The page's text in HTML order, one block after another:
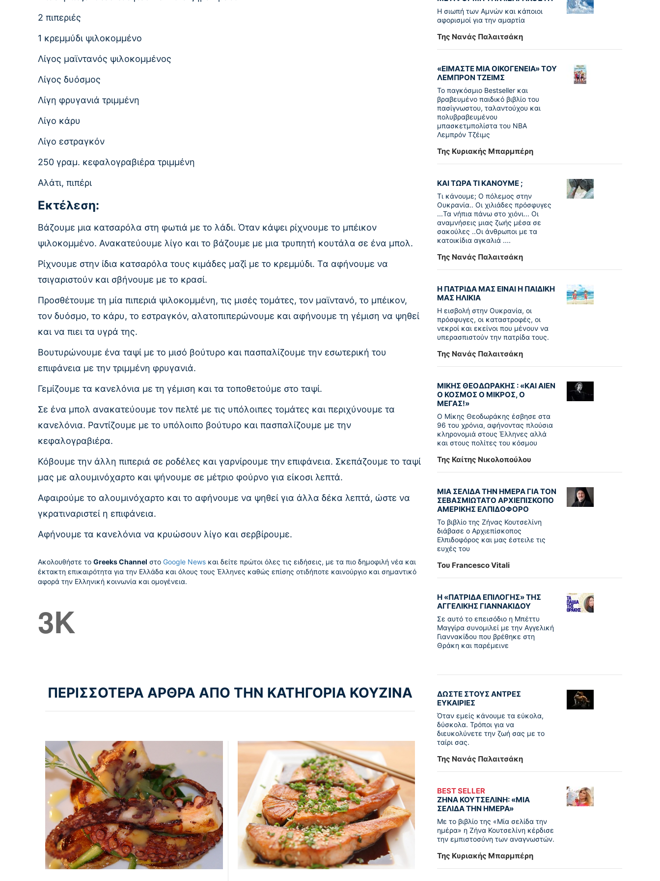
2 πιπεριές
1 κρεμμύδι ψιλοκομμένο
Λίγος μαϊντανός ψιλοκομμένος
Λίγος δυόσμος
Λίγη φρυγανιά τριμμένη
Λίγο κάρυ
Λίγο εστραγκόν
250 γραμ. κεφαλογραβιέρα τριμμένη
Αλάτι, πιπέρι
Εκτέλεση:
Βάζουμε μια κατσαρόλα στη φωτιά με το λάδι. Όταν κάψει ρίχνουμε το μπέικον
ψιλοκομμένο. Ανακατεύουμε λίγο και το βάζουμε με μια τρυπητή κουτάλα σε ένα μπολ.
Ρίχνουμε στην ίδια κατσαρόλα τους κιμάδες μαζί με το κρεμμύδι. Τα αφήνουμε να
τσιγαριστούν και σβήνουμε με το κρασί.
Προσθέτουμε τη μία πιπεριά ψιλοκομμένη, τις μισές τομάτες, τον μαϊντανό, το μπέικον,
τον δυόσμο, το κάρυ, το εστραγκόν, αλατοπιπερώνουμε και αφήνουμε τη γέμιση να ψηθεί
και να πιει τα υγρά της.
Βουτυρώνουμε ένα ταψί με το μισό βούτυρο και πασπαλίζουμε την εσωτερική του
επιφάνεια με την τριμμένη φρυγανιά.
Γεμίζουμε τα κανελόνια με τη γέμιση και τα τοποθετούμε στο ταψί.
Σε ένα μπολ ανακατεύουμε τον πελτέ με τις υπόλοιπες τομάτες και περιχύνουμε τα
κανελόνια. Ραντίζουμε με το υπόλοιπο βούτυρο και πασπαλίζουμε με την
κεφαλογραβιέρα.
Κόβουμε την άλλη πιπεριά σε ροδέλες και γαρνίρουμε την επιφάνεια. Σκεπάζουμε το ταψί
μας με αλουμινόχαρτο και ψήνουμε σε μέτριο φούρνο για είκοσι λεπτά.
Αφαιρούμε το αλουμινόχαρτο και το αφήνουμε να ψηθεί για άλλα δέκα λεπτά, ώστε να
γκρατιναριστεί η επιφάνεια.
Αφήνουμε τα κανελόνια να κρυώσουν λίγο και σερβίρουμε.
Ακολουθήστε το Greeks Channel στο Google News και δείτε πρώτοι όλες τις ειδήσεις, με τα πιο δημοφιλή νέα και
έκτακτη επικαιρότητα για την Ελλάδα και όλους τους Έλληνες καθώς επίσης οτιδήποτε καινούργιο και σημαντικό
αφορά την Ελληνική κοινωνία και ομογένεια.
3K
ΠΕΡΙΣΣΟΤΕΡΑ ΑΡΘΡΑ ΑΠΟ ΤΗΝ ΚΑΤΗΓΟΡΙΑ ΚΟΥΖΙΝΑ
Η σιωπή των Αμνών και κάποιοι
αφορισμοί για την αμαρτία
Της Νανάς Παλαιτσάκη
«ΕΙΜΑΣΤΕ ΜΙΑ ΟΙΚΟΓΕΝΕΙΑ» ΤΟΥ
ΛΕΜΠΡΟΝ ΤΖΕΙΜΣ
To παγκόσµιο Bestseller και
βραβευµένο παιδικό βιβλίο του
πασίγνωστου, ταλαντούχου και
πολυβραβευµένου
µπασκετµπολίστα του NBA
Λεµπρόν Τζέιμς
Της Κυριακής Μπαρμπέρη
ΚΑΙ ΤΩΡΑ ΤΙ ΚΑΝΟΥΜΕ ;
Τι κάνουμε; Ο πόλεμος στην
Ουκρανία.. Οι χιλιάδες πρόσφυγες
...Τα νήπια πάνω στο χιόνι... Οι
αναμνήσεις μιας ζωής μέσα σε
σακούλες ..Οι άνθρωποι με τα
κατοικίδια αγκαλιά ....
Της Νανάς Παλαιτσάκη
Η ΠΑΤΡΙΔΑ ΜΑΣ ΕΙΝΑΙ Η ΠΑΙΔΙΚΗ
ΜΑΣ ΗΛΙΚΙΑ
Η εισβολή στην Ουκρανία, οι
πρόσφυγες, οι καταστροφές, οι
νεκροί και εκείνοι που μένουν να
υπερασπιστούν την πατρίδα τους.
Της Νανάς Παλαιτσάκη
ΜΙΚΗΣ ΘΕΟΔΩΡΑΚΗΣ : «KAI ΑΙΕΝ
Ο ΚΟΣΜΟΣ Ο ΜΙΚΡΟΣ, Ο
ΜΕΓΑΣ!»
Ο Μίκης Θεοδωράκης έσβησε στα
96 του χρόνια, αφήνοντας πλούσια
κληρονομιά στους Έλληνες αλλά
και στους πολίτες του κόσμου
Της Καίτης Νικολοπούλου
ΜΙΑ ΣΕΛΙΔΑ ΤΗΝ ΗΜΕΡΑ ΓΙΑ ΤΟΝ
ΣΕΒΑΣΜΙΩΤΑΤΟ ΑΡΧΙΕΠΙΣΚΟΠΟ
ΑΜΕΡΙΚΗΣ ΕΛΠΙΔΟΦΟΡΟ
Το βιβλίο της Ζήνας Κουτσελίνη
διάβασε ο Αρχιεπίσκοπος
Ελπιδοφόρος και μας έστειλε τις
ευχές του
Του Francesco Vitali
Η «ΠΑΤΡΊΔΑ ΕΠΙΛΟΓΉΣ» ΤΗΣ
ΑΓΓΕΛΙΚΉΣ ΓΙΑΝΝΑΚΊΔΟΥ
Σε αυτό το επεισόδιο η Μπέττυ
Μαγγίρα συνομιλεί με την Αγγελική
Γιαννακίδου που βρέθηκε στη
Θράκη και παρέμεινε
ΔΩΣΤΕ ΣΤΟΥΣ ΑΝΤΡΕΣ
ΕΥΚΑΙΡΙΕΣ
Όταν εμείς κάνουμε τα εύκολα,
δύσκολα. Τρόποι για να
διευκολύνετε την ζωή σας με το
ταίρι σας.
Της Νανάς Παλαιτσάκη
BEST SELLER
ΖΗΝΑ ΚΟΥΤΣΕΛΙΝΗ: «ΜΙΑ
ΣΕΛΙΔΑ ΤΗΝ ΗΜΕΡΑ»
Με το βιβλίο της «Μία σελίδα την
ημέρα» η Ζήνα Κουτσελίνη κέρδισε
την εμπιστοσύνη των αναγνωστών.
Της Κυριακής Μπαρμπέρη